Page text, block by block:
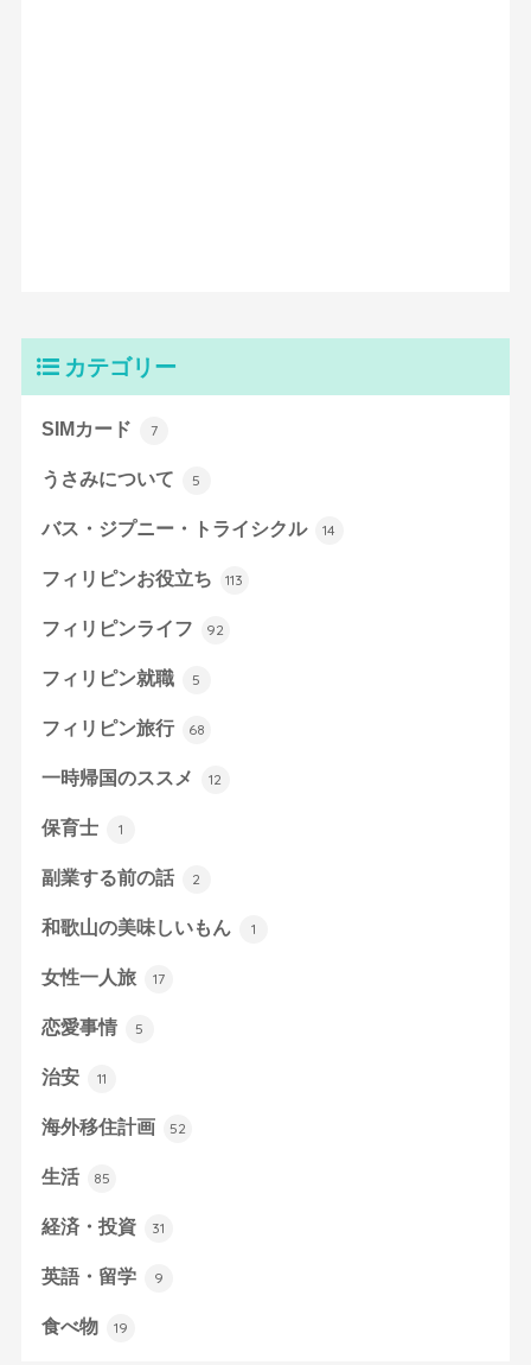
カテゴリー
SIMカード 7
うさみについて 5
バス・ジプニー・トライシクル 14
フィリピンお役立ち 113
フィリピンライフ 92
フィリピン就職 5
フィリピン旅行 68
一時帰国のススメ 12
保育士 1
副業する前の話 2
和歌山の美味しいもん 1
女性一人旅 17
恋愛事情 5
治安 11
海外移住計画 52
生活 85
経済・投資 31
英語・留学 9
食べ物 19